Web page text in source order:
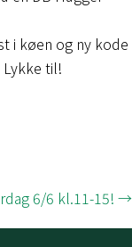
i køen og ny kode
til!
6/6 kl.11-15! →